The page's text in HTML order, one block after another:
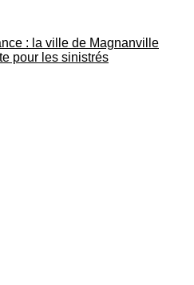
: la ville de Magnanville
pour les sinistrés